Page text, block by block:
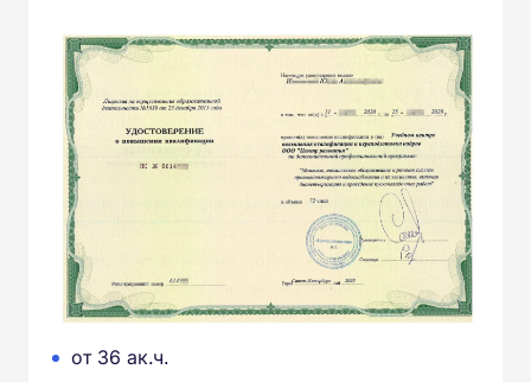
от 36 ак.ч.